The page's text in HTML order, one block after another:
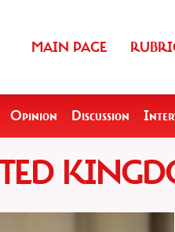
MAIN PAGE
Opinion Discussion